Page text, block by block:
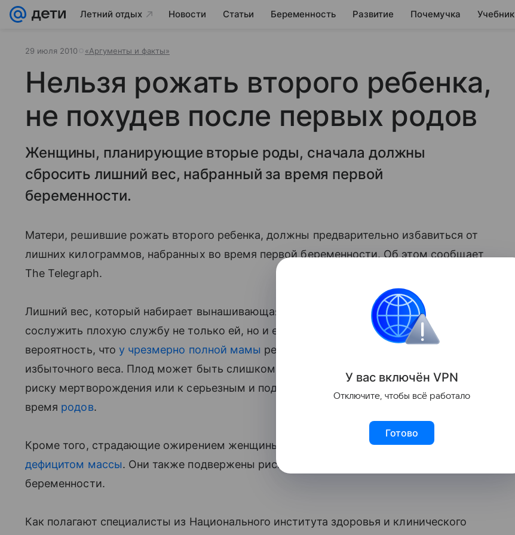
Летний отдых Новости Статьи Беременность Развитие Почемучка Учебник
29 июля 2010 «Аргументы и факты»
Нельзя рожать второго ребенка,
не похудев после первых родов
Женщины, планирующие вторые роды, сначала должны
сбросить лишний вес, набранный за время первой
беременности.
Матери, решившие рожать второго ребенка, должны предварительно избавиться от
лишних килограммов, набранных во время первой беременности. Об этом сообщает
The Telegraph.
Лишний вес, который набирает вынашивающая ребенка женщина, может в будущем
сослужить плохую службу не только ей, но и ее новому потомству. Велика
вероятность, что у чрезмерно полной мамы ребенок тоже будет страдать от
избыточного веса. Плод может быть слишком крупным, что приводит к повышенному
риску мертворождения или к серьезным и подчас необратимым травмам матери во
время родов.
Кроме того, страдающие ожирением женщины могут рожать детейс большим
дефицитом массы. Они также подвержены риску заболеть диабетом во время
беременности.
Как полагают специалисты из Национального института здоровья и клинического
У вас включён VPN
Отключите, чтобы всё работало
Готово